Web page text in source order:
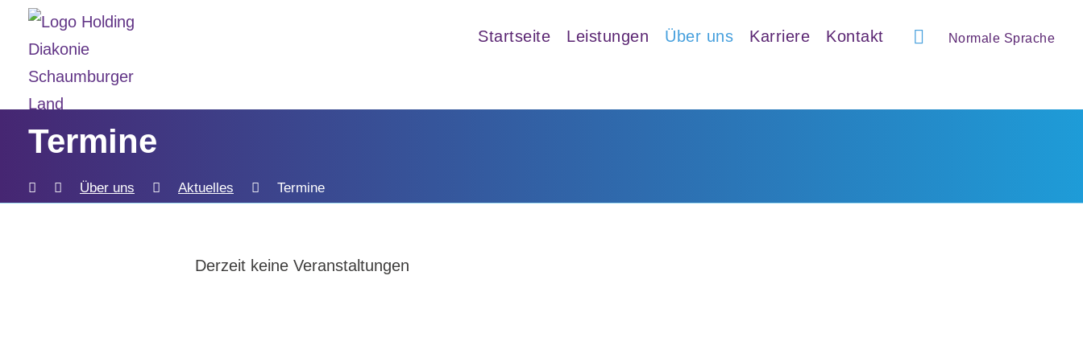
Startseite Leistungen Über uns Karriere Kontakt Normale Sprache
Termine
Über uns Aktuelles Termine
Derzeit keine Veranstaltungen